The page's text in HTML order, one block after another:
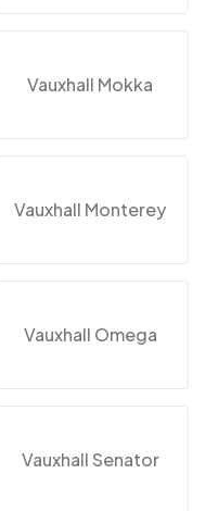
Vauxhall Mokka
Vauxhall Monterey
Vauxhall Omega
Vauxhall Senator